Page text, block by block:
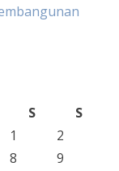
S
S
1
2
8
9